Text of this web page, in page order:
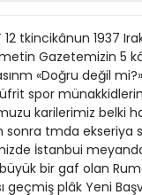
2013
2012
2011
2010
2009
ma o derece fazla kaptırmışlardı ki oyu masrafa hiddet buyuran bir takım ihtisas, yeni Irak Başvekili dası geçmiş plâk Yeni Başvekil Hik tımızın garb müzilar çalınıyor. Bu maçlannı mevzuu bahsedeceğiz. Gaf di nun son on beş dakikasında bitkin bir ha mütevehhimlerinin çenelerini Türk spo hakkında aşağıdaki met Bey Süleyman ğine büyük bir yer şayanı dikkat tafsinun yerine şarkılı yorım. Çünkü idare noksanı ve oyuncu le gelmişlerdi. Dünkü tenkidinde arka" runun sadece kasası yorduğuna ve gene ayırması icab eder. lâtı vermektedir: filimlerden alınmış seçememek yüzünden yenildik ve berabe daşım Eşref Şefikin görüp te sebebini iyi ancak o kasanın kapatabileceğine işaret Bu ayırış hem parçaları, güzel şar «Ecnebi matbuat tarafından yeni Irak memlek'et münev re kaldık. Yani futbol kafamızın noksan ce kestiremediği 90 dakika oyun çıkara etmiştik. kıları plâklarla din Başvekili hakkında verilen tafsilât, baş verlerini doyur lığı ve kulübcülük, arkadaşlık hislerimi mayışımızın hakikî amili oyunun 70 inci letseler çok daha Bu yazımızdan nedense? iki kişi lıca Ingiliz gazetelerinden mülhem olup mak, hem de halka ze kapılmak meselesi Rumen maçlannda dakikasma kadar kaleci müstesna, bütün iyi olur. bir musiki terbi oyunculann şahsî oyunla belki 290 daki alındı. Evvelâ Felek Burhan. Bu meşhur hakikate pek az mutabıktır. da olanca tatsızlığile rol oynadı. Bunlar şüphesiz mütehassıs ( ! ) , Başmuharririmize hitaben Memleketin bütün muhitlerinde çok yesi vermek için daha zevkle dinle Hukuk talebelerinGalatasaray Beşiktaş muhtelitinin 0" ka oyun oynamalarıdır.